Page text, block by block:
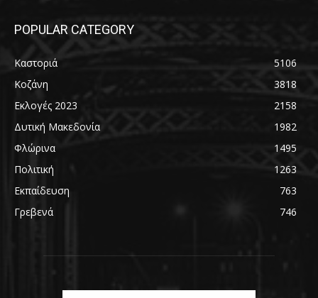
POPULAR CATEGORY
Καστοριά
5106
Κοζάνη
3818
Εκλογές 2023
2158
Δυτική Μακεδονία
1982
Φλώρινα
1495
Πολιτική
1263
Εκπαίδευση
763
Γρεβενά
746